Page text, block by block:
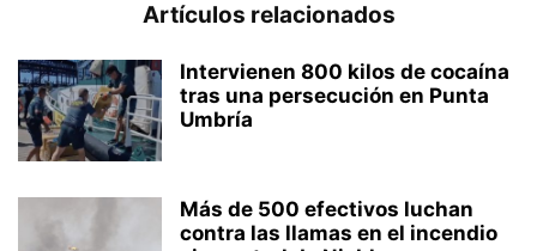
Artículos relacionados
Intervienen 800 kilos de cocaína
tras una persecución en Punta
Umbría
Más de 500 efectivos luchan
contra las llamas en el incendio